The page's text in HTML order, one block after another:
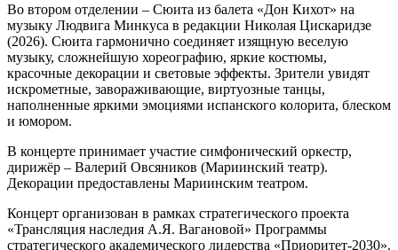
Во втором отделении – Сюита из балета «Дон Кихот» на
музыку Людвига Минкуса в редакции Николая Цискаридзе
(2026). Сюита гармонично соединяет изящную веселую
музыку, сложнейшую хореографию, яркие костюмы,
красочные декорации и световые эффекты. Зрители увидят
искрометные, завораживающие, виртуозные танцы,
наполненные яркими эмоциями испанского колорита, блеском
и юмором.
В концерте принимает участие симфонический оркестр,
дирижёр – Валерий Овсяников (Мариинский театр).
Декорации предоставлены Мариинским театром.
Концерт организован в рамках стратегического проекта
«Трансляция наследия А.Я. Вагановой» Программы
стратегического академического лидерства «Приоритет-2030».